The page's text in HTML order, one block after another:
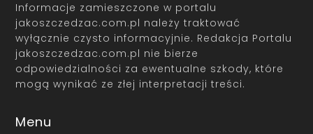
Informacje zamieszczone w portalu
jakoszczedzac.com.pl należy traktować
wyłącznie czysto informacyjnie. Redakcja Portalu
jakoszczedzac.com.pl nie bierze
odpowiedzialności za ewentualne szkody, które
mogą wynikać ze złej interpretacji treści.
Menu